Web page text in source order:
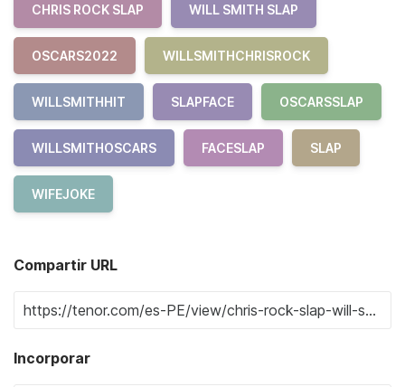
CHRIS ROCK SLAP WILL SMITH SLAP
OSCARS2022 WILLSMITHCHRISROCK
WILLSMITHHIT SLAPFACE OSCARSSLAP
WILLSMITHOSCARS FACESLAP SLAP
WIFEJOKE
Compartir URL
Incorporar